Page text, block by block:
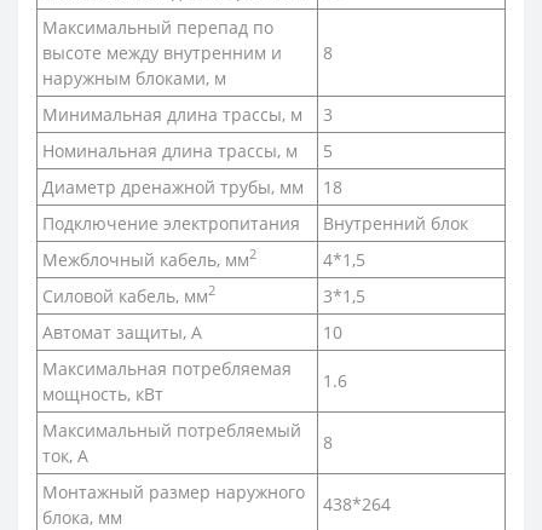
Максимальный перепад по
высоте между внутренним и
наружным блоками, м
8
Минимальная длина трассы, м
3
Номинальная длина трассы, м
5
Диаметр дренажной трубы, мм
18
Подключение электропитания
Внутренний блок
Межблочный кабель, мм2
4*1,5
Силовой кабель, мм2
3*1,5
Автомат защиты, А
10
Максимальная потребляемая
мощность, кВт
1.6
Максимальный потребляемый
ток, А
8
Монтажный размер наружного
блока, мм
438*264